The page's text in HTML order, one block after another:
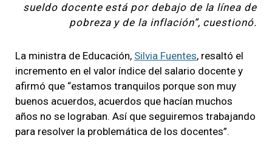
sueldo docente está por debajo de la línea de
pobreza y de la inflación”, cuestionó.
La ministra de Educación, Silvia Fuentes, resaltó el
incremento en el valor índice del salario docente y
afirmó que “estamos tranquilos porque son muy
buenos acuerdos, acuerdos que hacían muchos
años no se lograban. Así que seguiremos trabajando
para resolver la problemática de los docentes”.